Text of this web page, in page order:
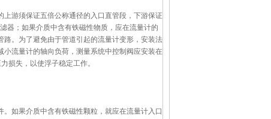
游须保证五倍公称通径的入口直管段，下游保证
器；如果介质中含有铁磁性物质，应在流量计的
。为了避免由于管道引起的流量计变形，安装法
流量计的轴向负荷，测量系统中控制阀应安装在
损失，以使浮子稳定工作。
如果介质中含有铁磁性颗粒，就应在流量计入口